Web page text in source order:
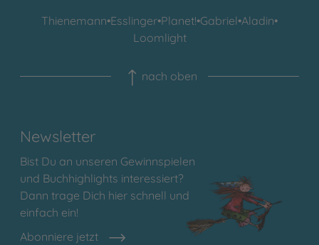
Thienemann•Esslinger•Planet!•Gabriel•Aladin•
Loomlight
nach oben
Newsletter
Bist Du an unseren Gewinnspielen
und Buchhighlights interessiert?
Dann trage Dich hier schnell und
einfach ein!
Abonniere jetzt